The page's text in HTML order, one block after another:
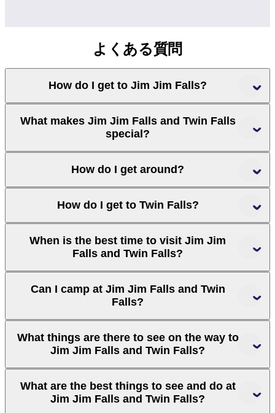
up
よくある質問
How do I get to Jim Jim Falls?
What makes Jim Jim Falls and Twin Falls
special?
Litchfield
National Park
How do I get around?
How do I get to Twin Falls?
Bowali
Visitor Centre
When is the best time to visit Jim Jim
Falls and Twin Falls?
Can I camp at Jim Jim Falls and Twin
Falls?
What things are there to see on the way to
Jim Jim Falls and Twin Falls?
What are the best things to see and do at
Jim Jim Falls and Twin Falls?